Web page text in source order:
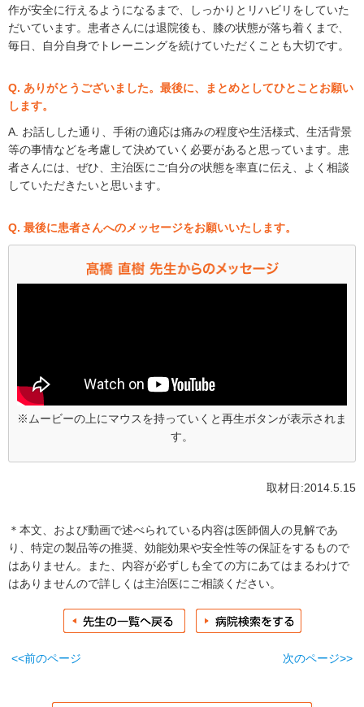
作が安全に行えるようになるまで、しっかりとリハビリをしていた
だいています。患者さんには退院後も、膝の状態が落ち着くまで、
毎日、自分自身でトレーニングを続けていただくことも大切です。
Q. ありがとうございました。最後に、まとめとしてひとことお願い
します。
A. お話しした通り、手術の適応は痛みの程度や生活様式、生活背景
等の事情などを考慮して決めていく必要があると思っています。患
者さんには、ぜひ、主治医にご自分の状態を率直に伝え、よく相談
していただきたいと思います。
Q. 最後に患者さんへのメッセージをお願いいたします。
※ムービーの上にマウスを持っていくと再生ボタンが表示されま
す。
取材日:2014.5.15
＊本文、および動画で述べられている内容は医師個人の見解であ
り、特定の製品等の推奨、効能効果や安全性等の保証をするもので
はありません。また、内容が必ずしも全ての方にあてはまるわけで
はありませんので詳しくは主治医にご相談ください。
<<前のページ 次のページ>>